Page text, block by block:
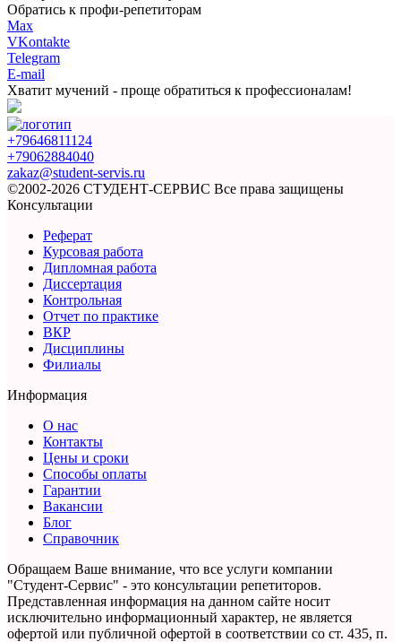
Обратись к профи-репетиторам
Max
VKontakte
Telegram
E-mail
Хватит мучений - проще обратиться к профессионалам!
+79646811124
+79062884040
zakaz@student-servis.ru
©2002-2026 СТУДЕНТ-СЕРВИС Все права защищены
Консультации
Реферат
Курсовая работа
Дипломная работа
Диссертация
Контрольная
Отчет по практике
ВКР
Дисциплины
Филиалы
Информация
О нас
Контакты
Цены и сроки
Способы оплаты
Гарантии
Вакансии
Блог
Справочник
Обращаем Ваше внимание, что все услуги компании
"Студент-Сервис" - это консультации репетиторов.
Представленная информация на данном сайте носит
исключительно информационный характер, не является
офертой или публичной офертой в соответствии со ст. 435, п.